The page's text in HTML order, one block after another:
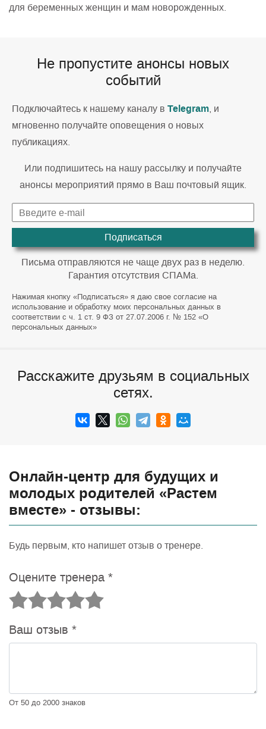
для беременных женщин и мам новорожденных.
Не пропустите анонсы новых
событий
Подключайтесь к нашему каналу в Telegram, и
мгновенно получайте оповещения о новых
публикациях.
Или подпишитесь на нашу рассылку и получайте
анонсы мероприятий прямо в Ваш почтовый ящик.
Подписаться
Письма отправляются не чаще двух раз в неделю.
Гарантия отсутствия СПАМа.
Нажимая кнопку «Подписаться» я даю свое согласие на
использование и обработку моих персональных данных в
соответствии с ч. 1 ст. 9 ФЗ от 27.07.2006 г. № 152 «О
персональных данных»
Расскажите друзьям в социальных
сетях.
Онлайн-центр для будущих и
молодых родителей «Растем
вместе» - отзывы:
Будь первым, кто напишет отзыв о тренере.
Оцените тренера *
Ваш отзыв *
От 50 до 2000 знаков